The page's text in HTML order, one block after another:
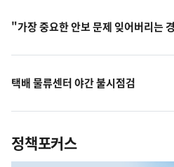
"가장 중요한 안보 문제 잊어버리는
택배 물류센터 야간 불시점검
정책포커스